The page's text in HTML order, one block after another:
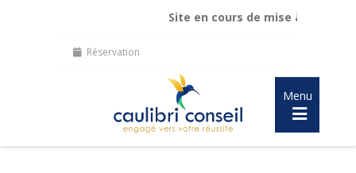
Site en cours de mise à jour :
Réservation
Menu